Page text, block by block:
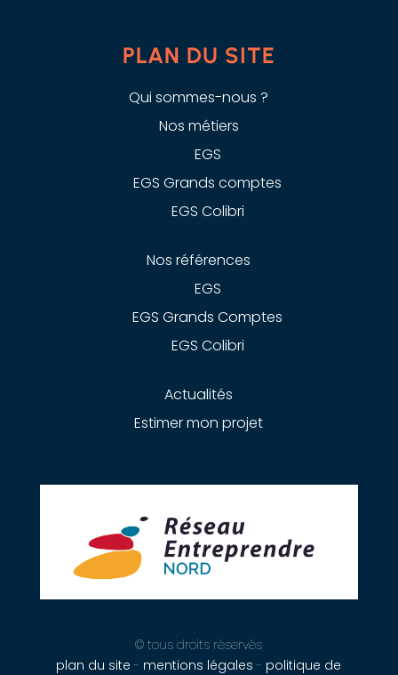
PLAN DU SITE
Qui sommes-nous ?
Nos métiers
EGS
EGS Grands comptes
EGS Colibri
Nos références
EGS
EGS Grands Comptes
EGS Colibri
Actualités
Estimer mon projet
© tous droits réservés
plan du site - mentions légales- politique de